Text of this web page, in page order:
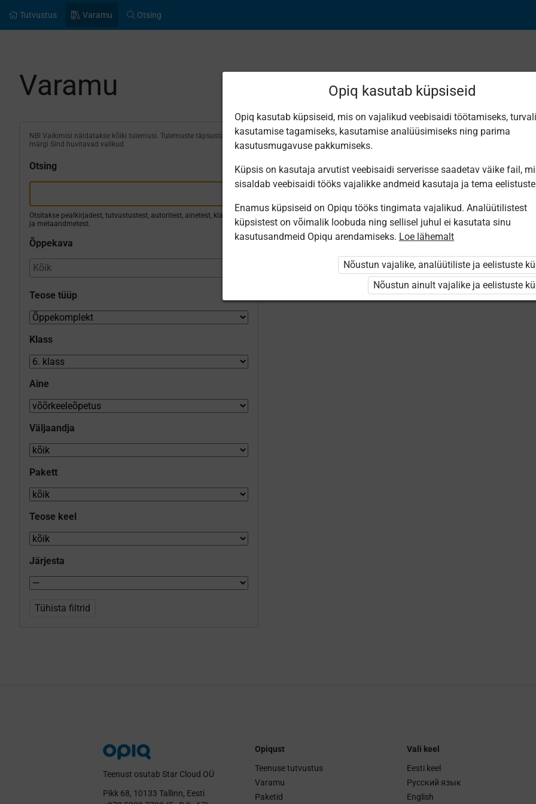
Tutvustus Varamu Otsing
Varamu
NB! Vaikimisi näidatakse kõiki tulemusi. Tulemuste täpsustamiseks
märgi Sind huvitavad valikud.
Otsing
Otsitakse pealkirjadest, tutvustustest, autoritest, ainetest, klassidest
ja metaandmetest.
Õppekava
Teose tüüp
Klass
Aine
Väljaandja
Pakett
Teose keel
Järjesta
Tühista filtrid
Leiti 1 vaste
Vene keel 6.
klassile
Teenust osutab Star Cloud OÜ
Pikk 68, 10133 Tallinn, Eesti
Opiqust
Teenuse tutvustus
Varamu
Paketid
Vali keel
Eesti keel
Русский язык
English
Opiq kasutab küpsiseid
Opiq kasutab küpsiseid, mis on vajalikud veebisaidi töötamiseks,
kasutamise tagamiseks, kasutamise analüüsimiseks ning parima
kasutusmugavuse pakkumiseks.
Küpsis on kasutaja arvutist veebisaidi serverisse saadetav väike fail,
sisaldab veebisaidi tööks vajalikke andmeid kasutaja ja tema
Enamus küpsiseid on Opiqu tööks tingimata vajalikud. Analüütilistest
küpsistest on võimalik loobuda ning sellisel juhul ei kasutata sinu
kasutusandmeid Opiqu arendamiseks. Loe lähemalt
Nõustun vajalike, analüütiliste ja eelistuste
Nõustun ainult vajalike ja eelistuste